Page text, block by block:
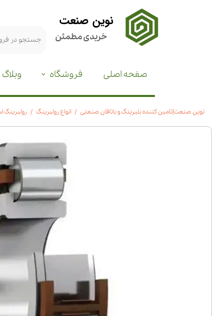
نوین صنعت
خریدی مطمئن
صفحه اصلی فروشگاه وبلاگ
نوین صنعت|تامین کننده بلبرینگ و یاتاقان صنعتی انواع رولبرینگ رولبرینگ